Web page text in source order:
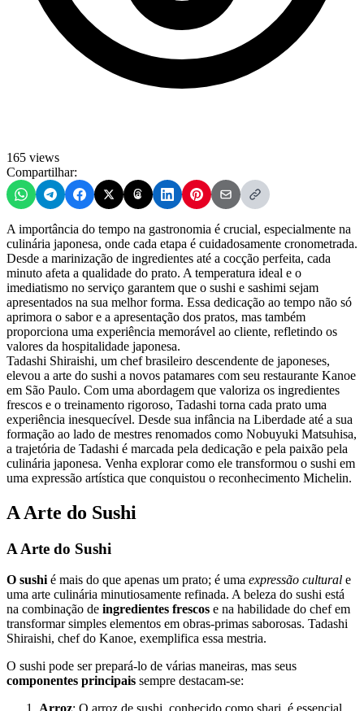
165 views
Compartilhar:
A importância do tempo na gastronomia é crucial, especialmente na
culinária japonesa, onde cada etapa é cuidadosamente cronometrada.
Desde a marinização de ingredientes até a cocção perfeita, cada
minuto afeta a qualidade do prato. A temperatura ideal e o
imediatismo no serviço garantem que o sushi e sashimi sejam
apresentados na sua melhor forma. Essa dedicação ao tempo não só
aprimora o sabor e a apresentação dos pratos, mas também
proporciona uma experiência memorável ao cliente, refletindo os
valores da hospitalidade japonesa.
Tadashi Shiraishi, um chef brasileiro descendente de japoneses,
elevou a arte do sushi a novos patamares com seu restaurante Kanoe
em São Paulo. Com uma abordagem que valoriza os ingredientes
frescos e o treinamento rigoroso, Tadashi torna cada prato uma
experiência inesquecível. Desde sua infância na Liberdade até a sua
formação ao lado de mestres renomados como Nobuyuki Matsuhisa,
a trajetória de Tadashi é marcada pela dedicação e pela paixão pela
culinária japonesa. Venha explorar como ele transformou o sushi em
uma expressão artística que conquistou o reconhecimento Michelin.
A Arte do Sushi
A Arte do Sushi
O sushi é mais do que apenas um prato; é uma expressão cultural e
uma arte culinária minutiosamente refinada. A beleza do sushi está
na combinação de ingredientes frescos e na habilidade do chef em
transformar simples elementos em obras-primas saborosas. Tadashi
Shiraishi, chef do Kanoe, exemplifica essa mestria.
O sushi pode ser prepará-lo de várias maneiras, mas seus
componentes principais sempre destacam-se: